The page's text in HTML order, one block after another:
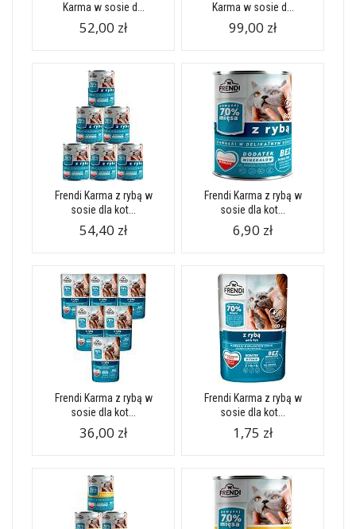
Karma w sosie d...
52,00 zł
Karma w sosie d...
99,00 zł
Frendi Karma z rybą w
sosie dla kot...
54,40 zł
Frendi Karma z rybą w
sosie dla kot...
6,90 zł
Frendi Karma z rybą w
sosie dla kot...
36,00 zł
Frendi Karma z rybą w
sosie dla kot...
1,75 zł